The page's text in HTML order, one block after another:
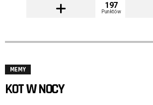
197
Punktów
MEMY
KOT W NOCY